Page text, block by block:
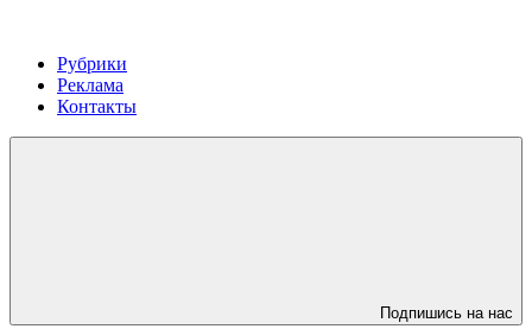
Рубрики
Реклама
Контакты
Подпишись на нас